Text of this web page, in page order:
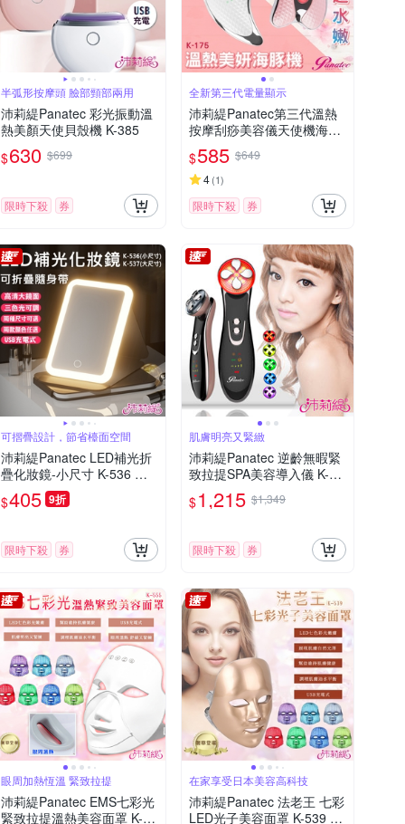
半弧形按摩頭 臉部頸部兩用
沛莉緹Panatec 彩光振動溫
熱美顏天使貝殼機 K-385
$630 $699
限時下殺 券
全新第三代電量顯示
沛莉緹Panatec第三代溫熱
按摩刮痧美容儀天使機海豚
機 K-175
$585 $649
4(1)
限時下殺 券
可摺疊設計，節省檯面空間
沛莉緹Panatec LED補光折
疊化妝鏡-小尺寸 K-536 高
清美妝鏡 觸控式補妝鏡 梳
妝鏡 桌面鏡
$405 9折
限時下殺 券
肌膚明亮又緊緻
沛莉緹Panatec 逆齡無暇緊
致拉提SPA美容導入儀 K-26
$1,215 $1,349
限時下殺 券
眼周加熱恆溫 緊致拉提
沛莉緹Panatec EMS七彩光
緊致拉提溫熱美容面罩 K-55
在家享受日本美容高科技
沛莉緹Panatec 法老王 七彩
LED光子美容面罩 K-539 光